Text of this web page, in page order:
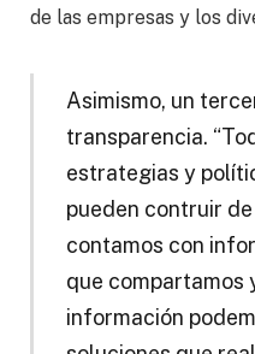
de las empresas y los
Asimismo, un
transparencia.
estrategias y
pueden contruir
contamos con
que compartamos
información